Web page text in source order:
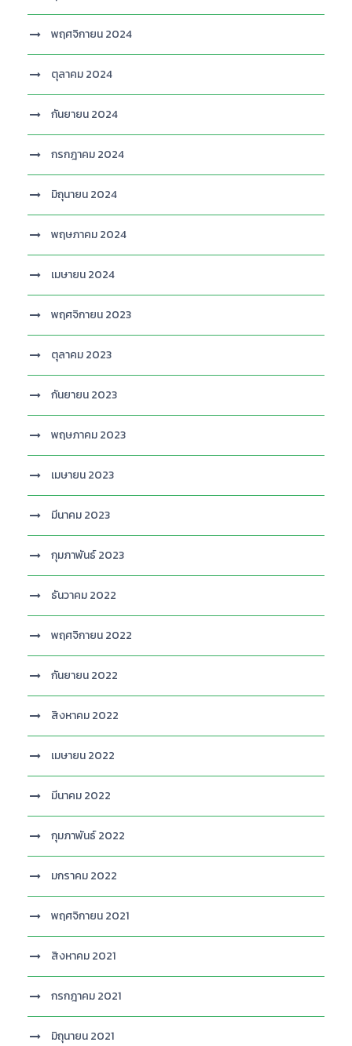
พฤศจิกายน 2024
ตุลาคม 2024
กันยายน 2024
กรกฎาคม 2024
มิถุนายน 2024
พฤษภาคม 2024
เมษายน 2024
พฤศจิกายน 2023
ตุลาคม 2023
กันยายน 2023
พฤษภาคม 2023
เมษายน 2023
มีนาคม 2023
กุมภาพันธ์ 2023
ธันวาคม 2022
พฤศจิกายน 2022
กันยายน 2022
สิงหาคม 2022
เมษายน 2022
มีนาคม 2022
กุมภาพันธ์ 2022
มกราคม 2022
พฤศจิกายน 2021
สิงหาคม 2021
กรกฎาคม 2021
มิถุนายน 2021